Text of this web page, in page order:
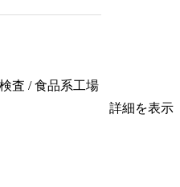
査 / 食品系工場
詳細を表示